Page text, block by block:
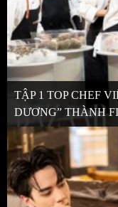
TẬP 1 TOP CHEF
DƯƠNG” THÀNH